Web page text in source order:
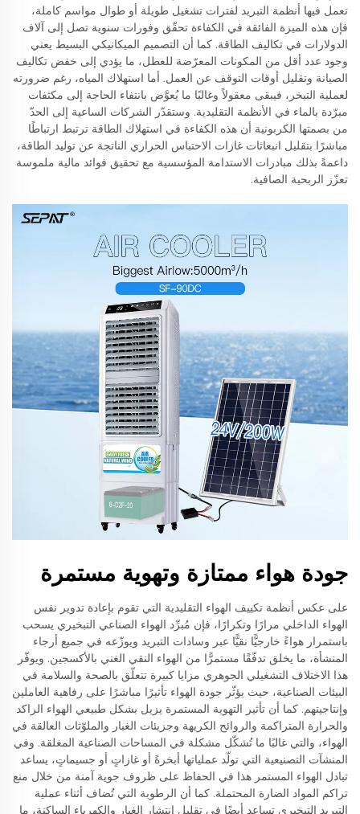
تعمل فيها أنظمة التبريد لفترات تشغيل طويلة أو طوال مواسم كاملة،
فإن هذه الميزة الفائقة في الكفاءة تحقّق وفورات سنوية تصل إلى آلاف
الدولارات في تكاليف الطاقة. كما أن التصميم الميكانيكي البسيط يعني
وجود عدد أقل من المكونات المعرّضة للعطل، ما يؤدي إلى خفض تكاليف
الصيانة وتقليل أوقات التوقف عن العمل. أما استهلاك المياه، رغم ضرورته
لعملية التبخر، فيبقى معقولاً وغالبًا ما يُعوَّض بانتفاء الحاجة إلى مكثفات
مبرّدة بالماء في الأنظمة التقليدية. وستقدّر الشركات الساعية إلى الحدّ
من بصمتها الكربونية أن هذه الكفاءة في استهلاك الطاقة ترتبط ارتباطًا
مباشرًا بتقليل انبعاثات غازات الاحتباس الحراري الناتجة عن توليد الطاقة،
داعمةً بذلك مبادرات الاستدامة المؤسسية مع تحقيق فوائد مالية ملموسة
تعزّز الربحية الصافية.
جودة هواء ممتازة وتهوية مستمرة
على عكس أنظمة تكييف الهواء التقليدية التي تقوم بإعادة تدوير نفس
الهواء الداخلي مرارًا وتكرارًا، فإن مُبرِّد الهواء الصناعي التبخيري يسحب
باستمرار هواءً خارجيًّا نقيًّا عبر وسادات التبريد ويوزّعه في جميع أرجاء
المنشأة، ما يخلق تدفّقًا مستمرًّا من الهواء النقي الغني بالأكسجين. ويوفّر
هذا الاختلاف التشغيلي الجوهري مزايا كبيرة تتعلّق بالصحة والسلامة في
البيئات الصناعية، حيث يؤثّر جودة الهواء تأثيرًا مباشرًا على رفاهية العاملين
وإنتاجيتهم. كما أن تأثير التهوية المستمرة يزيل بشكل طبيعي الهواء الراكد
والحرارة المتراكمة والروائح الكريهة وجزيئات الغبار والملوّثات العالقة في
الهواء، والتي غالبًا ما تُشكّل مشكلة في المساحات الصناعية المغلقة. وفي
المنشآت التصنيعية التي تولّد عملياتها أبخرةً أو غازاتٍ أو جسيماتٍ، يساعد
تبادل الهواء المستمر هذا في الحفاظ على ظروف جوية آمنة من خلال منع
تراكم المواد الضارة المحتملة. كما أن الرطوبة التي تُضاف أثناء عملية
التبريد التبخيري تساعد أيضًا في تقليل انتشار الغبار والكهرباء الساكنة، ما